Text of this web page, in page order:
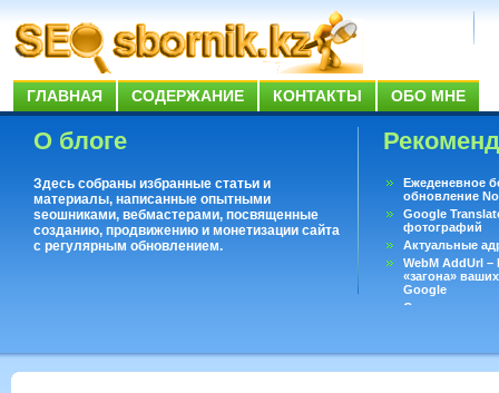
ГЛАВНАЯ СОДЕРЖАНИЕ КОНТАКТЫ ОБО МНЕ
О блоге
Здесь собраны избранные статьи и
материалы, написанные опытными
seoшниками, вебмастерами, посвященные
созданию, продвижению и монетизации сайта
с регулярным обновлением.
Ежеденевное
обновление
Google
фотографий
Актуальные
WebM AddUrl
«загона»
Google
Существует